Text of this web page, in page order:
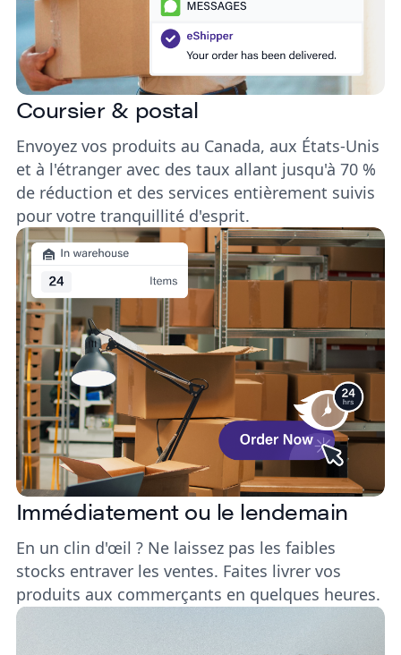
Coursier & postal
Envoyez vos produits au Canada, aux États-Unis
et à l'étranger avec des taux allant jusqu'à 70 %
de réduction et des services entièrement suivis
pour votre tranquillité d'esprit.
Immédiatement ou le lendemain
En un clin d'œil ? Ne laissez pas les faibles
stocks entraver les ventes. Faites livrer vos
produits aux commerçants en quelques heures.